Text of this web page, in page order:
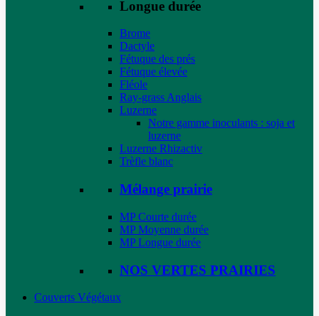
Longue durée
Brome
Dactyle
Fétuque des prés
Fétuque élevée
Fléole
Ray-grass Anglais
Luzerne
Notre gamme inoculants : soja et
luzerne
Luzerne Rhizactiv
Trèfle blanc
Mélange prairie
MP Courte durée
MP Moyenne durée
MP Longue durée
NOS VERTES PRAIRIES
Couverts Végétaux